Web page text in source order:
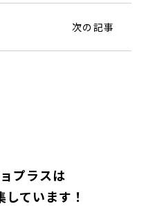
次の記事
プラスは
ています！